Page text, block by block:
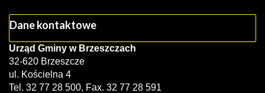
Dane kontaktowe
Urząd Gminy w Brzeszczach
32-620 Brzeszcze
ul. Kościelna 4
Tel. 32 77 28 500, Fax. 32 77 28 591